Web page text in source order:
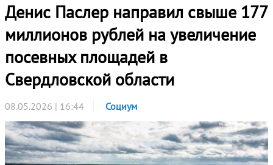
Денис Паслер направил свыше 177
миллионов рублей на увеличение
посевных площадей в
Свердловской области
08.05.2026 | 16:44 Социум